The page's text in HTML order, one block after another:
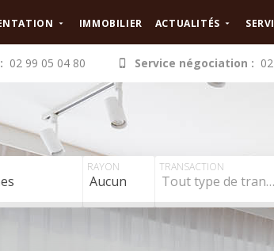
IMMOBILIER ACTUALITÉS
02 99 05 04 80 Service négociation :
RAYON
Aucun
TRANSACTION
Tout type de